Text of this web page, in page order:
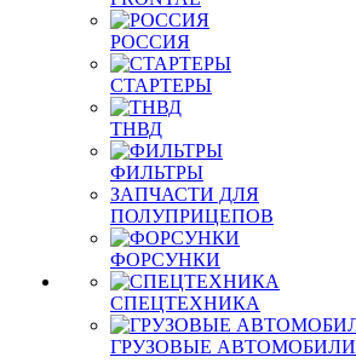
РОССИЯ
СТАРТЕРЫ
ТНВД
ФИЛЬТРЫ
ЗАПЧАСТИ ДЛЯ
ПОЛУПРИЦЕПОВ
ФОРСУНКИ
СПЕЦТЕХНИКА
ГРУЗОВЫЕ АВТОМОБИЛИ